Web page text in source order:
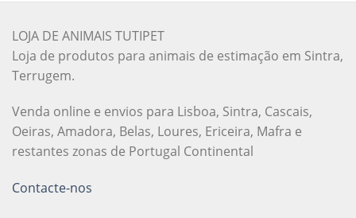
LOJA DE ANIMAIS TUTIPET
Loja de produtos para animais de estimação em Sintra,
Terrugem.
Venda online e envios para Lisboa, Sintra, Cascais,
Oeiras, Amadora, Belas, Loures, Ericeira, Mafra e
restantes zonas de Portugal Continental
Contacte-nos